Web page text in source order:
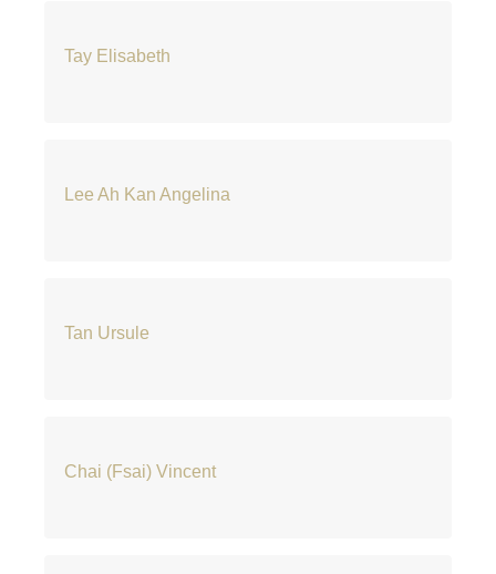
Tay Elisabeth
Lee Ah Kan Angelina
Tan Ursule
Chai (Fsai) Vincent